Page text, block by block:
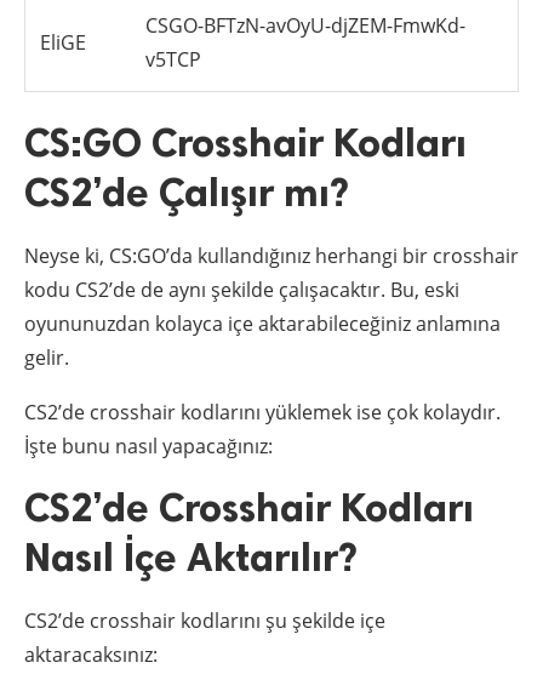
EliGE
CSGO-BFTzN-avOyU-djZEM-FmwKd-
v5TCP
CS:GO Crosshair Kodları
CS2’de Çalışır mı?
Neyse ki, CS:GO’da kullandığınız herhangi bir crosshair
kodu CS2’de de aynı şekilde çalışacaktır. Bu, eski
oyununuzdan kolayca içe aktarabileceğiniz anlamına
gelir.
CS2’de crosshair kodlarını yüklemek ise çok kolaydır.
İşte bunu nasıl yapacağınız:
CS2’de Crosshair Kodları
Nasıl İçe Aktarılır?
CS2’de crosshair kodlarını şu şekilde içe
aktaracaksınız: